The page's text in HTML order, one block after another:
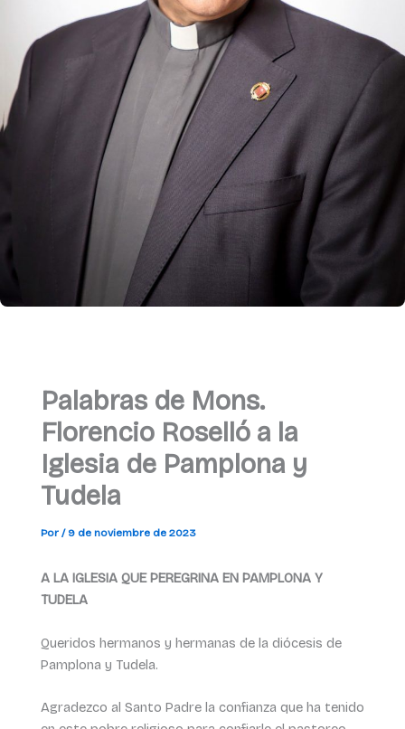
Palabras de Mons.
Florencio Roselló a la
Iglesia de Pamplona y
Tudela
Por / 9 de noviembre de 2023
A LA IGLESIA QUE PEREGRINA EN PAMPLONA Y
TUDELA
Queridos hermanos y hermanas de la diócesis de
Pamplona y Tudela.
Agradezco al Santo Padre la confianza que ha tenido